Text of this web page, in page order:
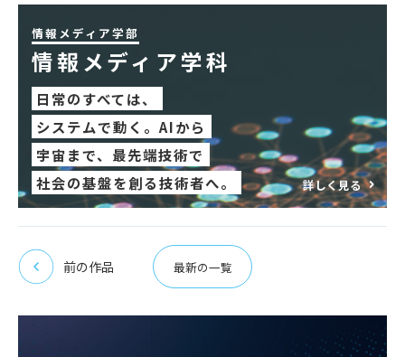
情報メディア学部
情報メディア学科
日常のすべては、
システムで動く。AIから
宇宙まで、最先端技術で
社会の基盤を創る技術者へ。
詳しく見る
前の作品 最新の一覧